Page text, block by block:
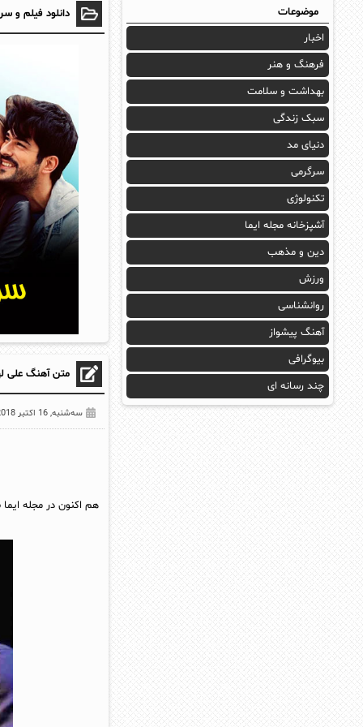
دانلود فیلم و
متن آهنگ علی
سه‌شنبه, 16 اکتبر 2018
هم اکنون در مجله
موضوعات
اخبار
فرهنگ و هنر
بهداشت و سلامت
سبک زندگی
دنیای مد
سرگرمی
تکنولوژی
آشپزخانه مجله ایما
دین و مذهب
ورزش
روانشناسی
آهنگ پیشواز
بیوگرافی
چند رسانه ای